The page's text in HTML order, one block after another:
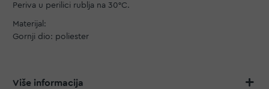
Periva u perilici rublja na 30°C.
Materijal:
Gornji dio: poliester
Više informacija